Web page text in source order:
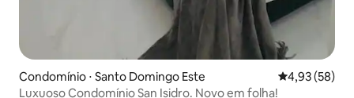
Condomínio ⋅ Santo Domingo Este 4,93 de uma
4,93 (58)
Luxuoso Condomínio San Isidro. Novo em folha!